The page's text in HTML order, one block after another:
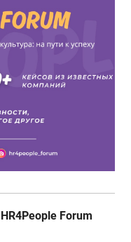
Forum